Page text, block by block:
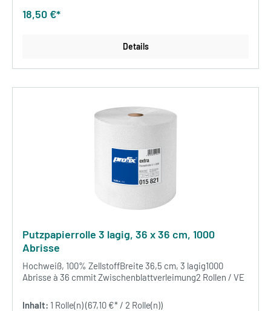
18,50 €*
Details
Putzpapierrolle 3 lagig, 36 x 36 cm, 1000
Abrisse
Hochweiß, 100% ZellstoffBreite 36,5 cm, 3 lagig1000
Abrisse à 36 cmmit Zwischenblattverleimung2 Rollen / VE
Inhalt: 1 Rolle(n)(67,10 €* / 2 Rolle(n))